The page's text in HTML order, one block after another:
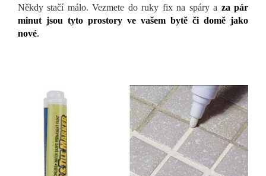
Někdy stačí málo. Vezmete do ruky fix na spáry a za pár
minut jsou tyto prostory ve vašem bytě či domě jako
nové.